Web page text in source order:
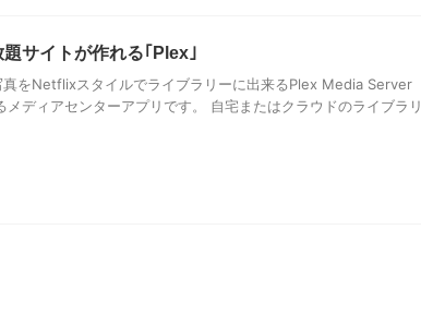
サイトが作れる｢Plex｣
真をNetflixスタイルでライブラリーに出来るPlex Media Server
ディアセンターアプリです。 自宅またはクラウドのライブラリ